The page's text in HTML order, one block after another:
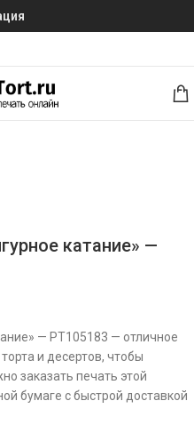
катание» —
— PT105183 — отличное
и десертов, чтобы
заказать печать этой
бумаге с быстрой доставкой